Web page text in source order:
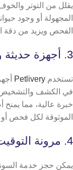
يقلل من التوتر
المجهولة أو وجود
الفحص ويزيد من
3. أجهزة حديثة وفريق طبي متخصص
تستخدم Petlivery
في الكشف
خبرة عالية، مما يمنح
الموثوقة لكل فحص
4. مرونة التوقيت وتجربة مريحة
يمكن حجز خدمة